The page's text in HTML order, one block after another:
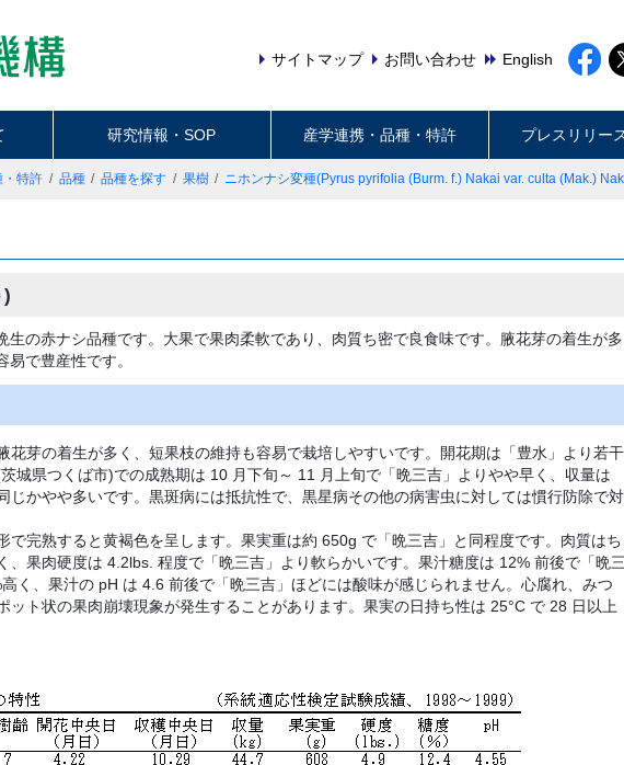
サイトマップ お問い合わせ English
研究情報・SOP 産学連携・品種・特許 プレスリリー
・特許 品種 品種を探す 果樹 ニホンナシ変種(Pyrus pyrifolia (Burm. f.) Nakai var. culta (Mak.)
)
生の赤ナシ品種です。大果で果肉柔軟であり、肉質ち密で良食味です。腋花芽の着生が多
易で豊産性です。
花芽の着生が多く、短果枝の維持も容易で栽培しやすいです。開花期は「豊水」より若干
城県つくば市)での成熟期は 10 月下旬～ 11 月上旬で「晩三吉」よりやや早く、収量は
じかやや多いです。黒斑病には抵抗性で、黒星病その他の病害虫に対しては慣行防除で対
で完熟すると黄褐色を呈します。果実重は約 650g で「晩三吉」と同程度です。肉質はち
、果肉硬度は 4.2lbs. 程度で「晩三吉」より軟らかいです。果汁糖度は 12% 前後で「晩
く、果汁の pH は 4.6 前後で「晩三吉」ほどには酸味が感じられません。心腐れ、みつ
ット状の果肉崩壊現象が発生することがあります。果実の日持ち性は 25°C で 28 日以上